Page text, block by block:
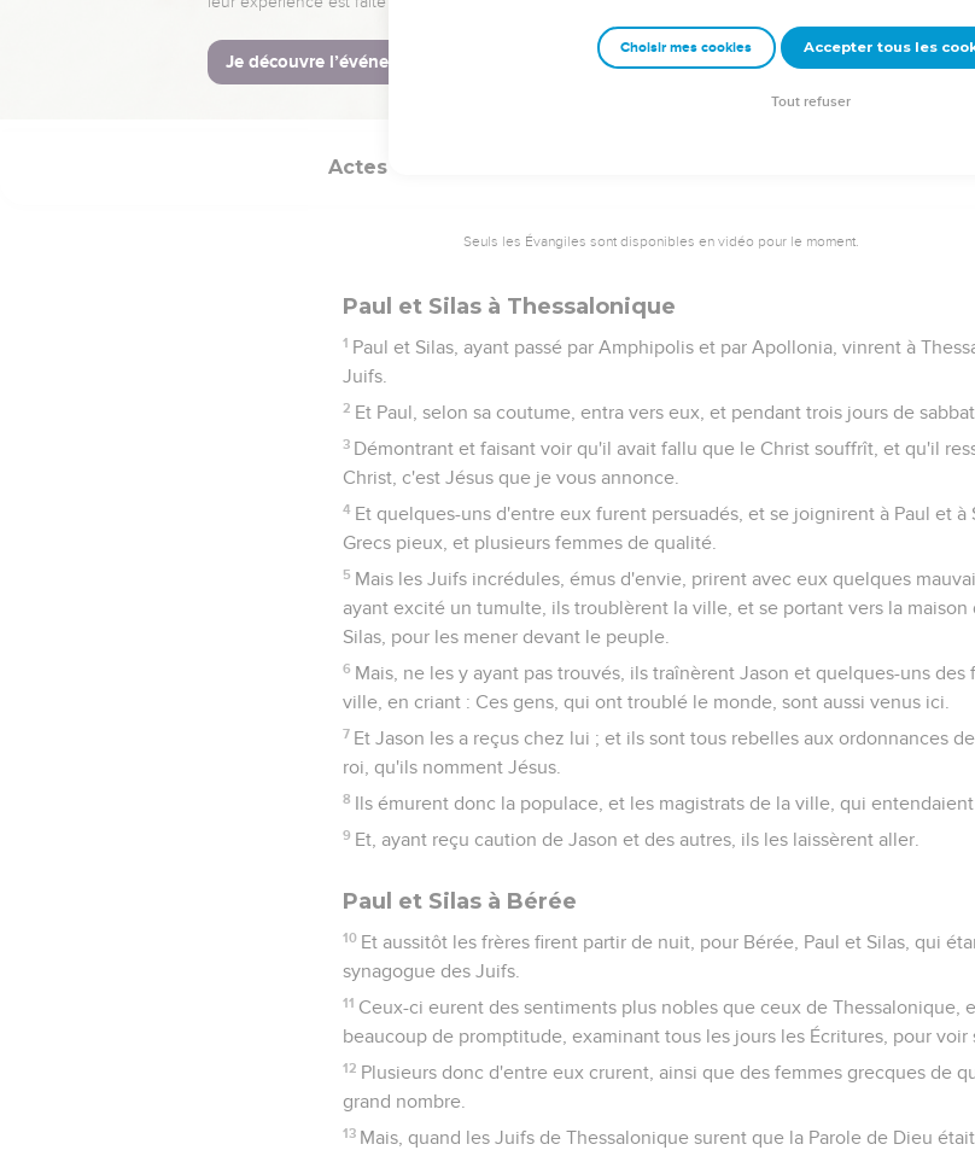
Et ils vinrent les apaiser, et les conduisant dehors, ils les prièrent de se
40 Et eux, étant sortis de la prison, entrèrent chez Lydie ; et ayant vu les
Actes
Seuls les Évangiles sont disponibles en vidéo pour le moment.
Paul et Silas à Thessalonique
1 Paul et Silas, ayant passé par Amphipolis et par Apollonia, vinrent à
Juifs.
2 Et Paul, selon sa coutume, entra vers eux, et pendant trois jours de
3 Démontrant et faisant voir qu'il avait fallu que le Christ souffrît, et qu'il
Christ, c'est Jésus que je vous annonce.
4 Et quelques-uns d'entre eux furent persuadés, et se joignirent à Paul et
Grecs pieux, et plusieurs femmes de qualité.
5 Mais les Juifs incrédules, émus d'envie, prirent avec eux quelques
ayant excité un tumulte, ils troublèrent la ville, et se portant vers la
Silas, pour les mener devant le peuple.
6 Mais, ne les y ayant pas trouvés, ils traînèrent Jason et quelques-uns des
ville, en criant : Ces gens, qui ont troublé le monde, sont aussi venus ici.
7 Et Jason les a reçus chez lui ; et ils sont tous rebelles aux ordonnances
roi, qu'ils nomment Jésus.
8 Ils émurent donc la populace, et les magistrats de la ville, qui entendaient
9 Et, ayant reçu caution de Jason et des autres, ils les laissèrent aller.
Paul et Silas à Bérée
10 Et aussitôt les frères firent partir de nuit, pour Bérée, Paul et Silas, qui
synagogue des Juifs.
11 Ceux-ci eurent des sentiments plus nobles que ceux de Thessalonique,
beaucoup de promptitude, examinant tous les jours les Écritures, pour voir
12 Plusieurs donc d'entre eux crurent, ainsi que des femmes grecques de
grand nombre.
13 Mais, quand les Juifs de Thessalonique surent que la Parole de Dieu
Choisir mes cookies Accepter tous les
Tout refuser